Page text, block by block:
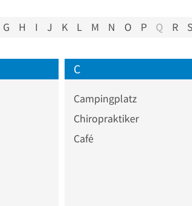
G H I J K L M N O P Q R S
C
Campingplatz
Chiropraktiker
Café